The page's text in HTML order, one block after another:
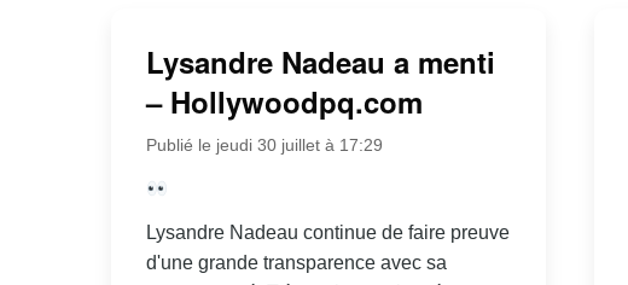
Lysandre Nadeau a menti
– Hollywoodpq.com
Publié le jeudi 30 juillet à 17:29
Lysandre Nadeau continue de faire preuve
d'une grande transparence avec sa